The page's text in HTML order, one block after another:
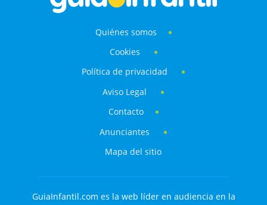
Quiénes somos
Cookies
Política de privacidad
Aviso Legal
Contacto
Anunciantes
Mapa del sitio
GuiaInfantil.com es la web líder en audiencia en la